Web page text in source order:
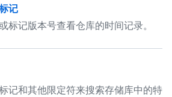
记
标记版本号查看仓库的时间记录。
记和其他限定符来搜索存储库中的特